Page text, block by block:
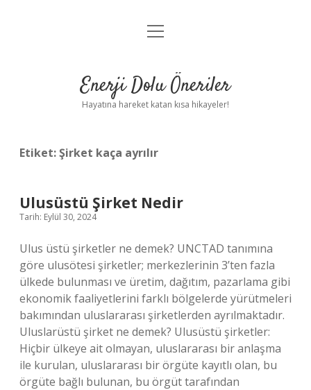
Anasayfa
Yasal Uyarı
menüyü
Enerji Dolu Öneriler
Hayatına hareket katan kısa hikayeler!
Etiket:Şirket kaça ayrılır
Ulusüstü Şirket Nedir
Tarih: Eylül 30, 2024
Ulus üstü şirketler ne demek? UNCTAD tanımına
göre ulusötesi şirketler; merkezlerinin 3’ten fazla
ülkede bulunması ve üretim, dağıtım, pazarlama gibi
ekonomik faaliyetlerini farklı bölgelerde yürütmeleri
bakımından uluslararası şirketlerden ayrılmaktadır.
Uluslarüstü şirket ne demek? Ulusüstü şirketler:
Hiçbir ülkeye ait olmayan, uluslararası bir anlaşma
ile kurulan, uluslararası bir örgüte kayıtlı olan, bu
örgüte bağlı bulunan, bu örgüt tarafından